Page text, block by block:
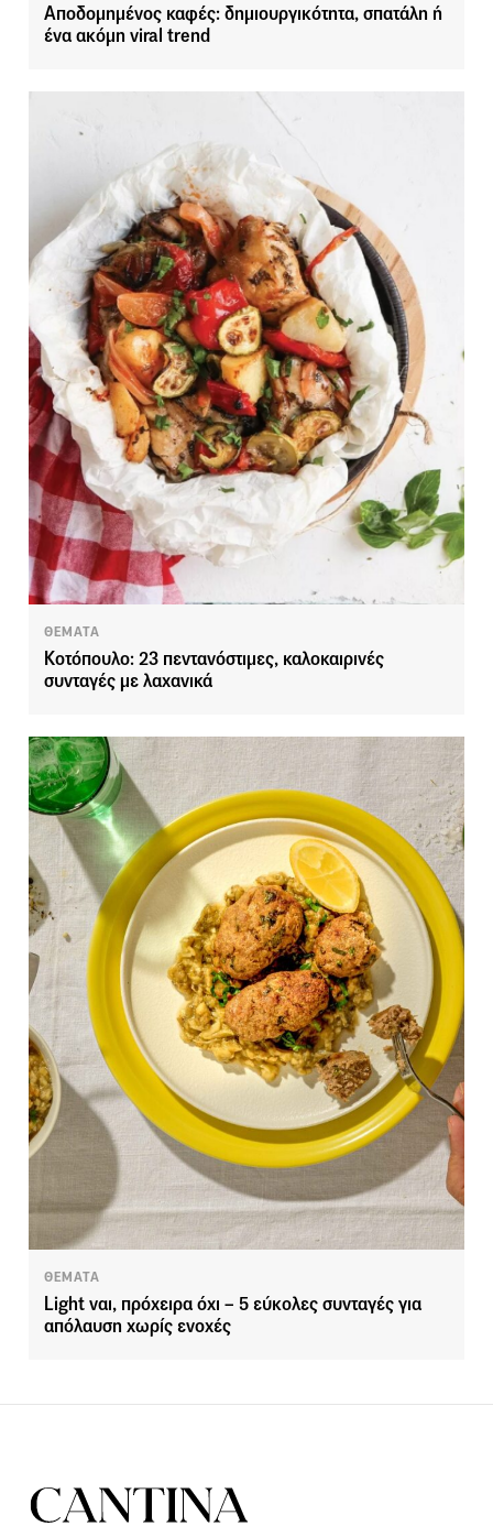
Αποδομημένος καφές: δημιουργικότητα, σπατάλη ή
ένα ακόμη viral trend
ΘΕΜΑΤΑ
Κοτόπουλο: 23 πεντανόστιμες, καλοκαιρινές
συνταγές με λαχανικά
ΘΕΜΑΤΑ
Light ναι, πρόχειρα όχι – 5 εύκολες συνταγές για
απόλαυση χωρίς ενοχές